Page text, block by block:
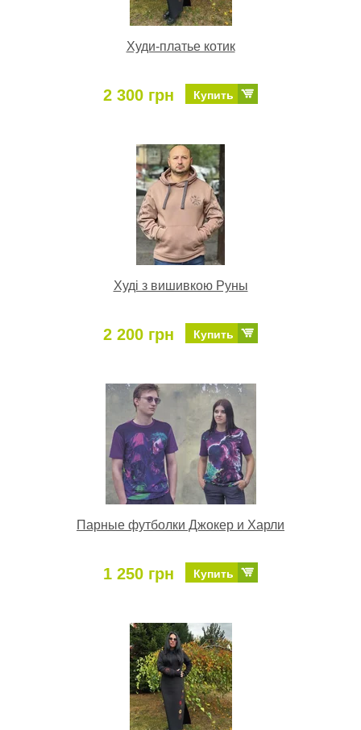
Худи-платье котик
2 300 грн Купить
Худі з вишивкою Руны
2 200 грн Купить
Парные футболки Джокер и Харли
1 250 грн Купить